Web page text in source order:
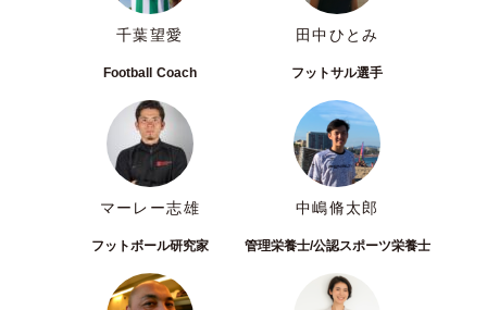
千葉望愛 田中ひとみ
Football Coach
マーレー志雄
フットサル選手
中嶋脩太郎
フットボール研究家 管理栄養士/公認スポーツ栄養士